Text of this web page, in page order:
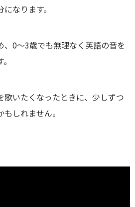
なります。
、0〜3歳でも無理なく英語の音を
歌いたくなったときに、少しずつ
しれません。